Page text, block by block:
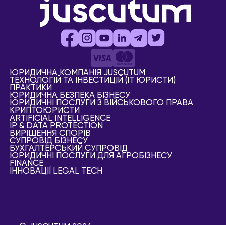
ЮРИДИЧНА КОМПАНІЯ JUSCUTUM
ТЕХНОЛОГІЙ ТА ІНВЕСТИЦІЙ (IT ЮРИСТИ)
ПРАКТИКИ
ЮРИДИЧНА БЕЗПЕКА БІЗНЕСУ
ЮРИДИЧНІ ПОСЛУГИ З ВІЙСЬКОВОГО ПРАВА
КРИПТОЮРИСТИ
АRTIFICIAL ІNTELLIGENCE
IP & DATA PROTECTION
ВИРІШЕННЯ СПОРІВ
СУПРОВІД БІЗНЕСУ
БУХГАЛТЕРСЬКИЙ СУПРОВІД
ЮРИДИЧНІ ПОСЛУГИ ДЛЯ АГРОБІЗНЕСУ
FINANCE
ІННОВАЦІЇ LEGAL TECH